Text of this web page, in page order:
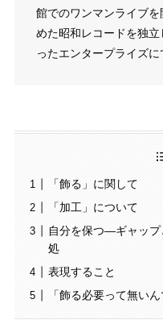
館でのワンマンライブ
めた昭和レコードを独
ったエンタープライズに
「飾る」に関して
「加工」について
自分を保つ―ギャップ
処
表現すること
「飾る必要って無いん